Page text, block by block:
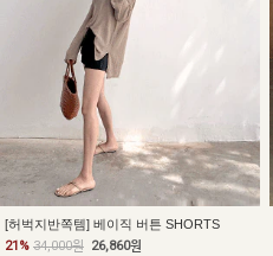
[허벅지반쪽템] 베이직 버튼 SHORTS
21% 34,000원 26,860원